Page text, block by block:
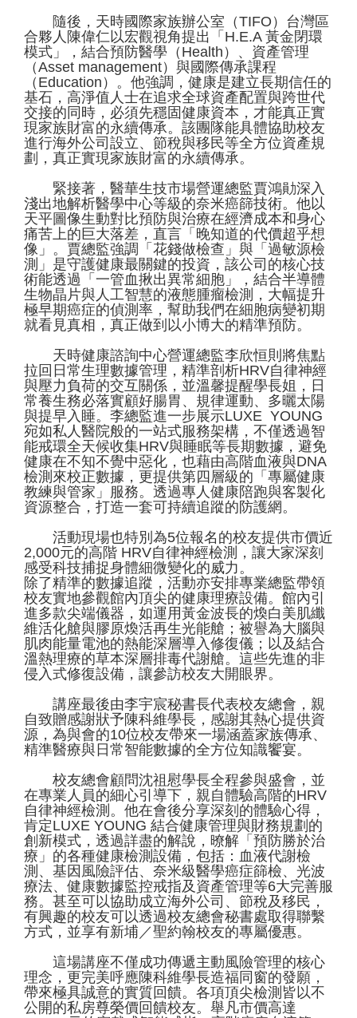
隨後，天時國際家族辦公室（TIFO）台灣區
合夥人陳偉仁以宏觀視角提出「H.E.A 黃金閉環
模式」，結合預防醫學（Health）、資產管理
（Asset management）與國際傳承課程
（Education）。他強調，健康是建立長期信任的
基石，高淨值人士在追求全球資產配置與跨世代
交接的同時，必須先穩固健康資本，才能真正實
現家族財富的永續傳承。該團隊能具體協助校友
進行海外公司設立、節稅與移民等全方位資產規
劃，真正實現家族財富的永續傳承。
緊接著，醫華生技市場營運總監賈鴻勛深入
淺出地解析醫學中心等級的奈米癌篩技術。他以
天平圖像生動對比預防與治療在經濟成本和身心
痛苦上的巨大落差，直言「晚知道的代價超乎想
像」。賈總監強調「花錢做檢查」與「過敏源檢
測」是守護健康最關鍵的投資，該公司的核心技
術能透過「一管血揪出異常細胞」，結合半導體
生物晶片與人工智慧的液態腫瘤檢測，大幅提升
極早期癌症的偵測率，幫助我們在細胞病變初期
就看見真相，真正做到以小博大的精準預防。
天時健康諮詢中心營運總監李欣恒則將焦點
拉回日常生理數據管理，精準剖析HRV自律神經
與壓力負荷的交互關係，並溫馨提醒學長姐，日
常養生務必落實顧好腸胃、規律運動、多曬太陽
與提早入睡。李總監進一步展示LUXE YOUNG
宛如私人醫院般的一站式服務架構，不僅透過智
能戒環全天候收集HRV與睡眠等長期數據，避免
健康在不知不覺中惡化，也藉由高階血液與DNA
檢測來校正數據，更提供第四層級的「專屬健康
教練與管家」服務。透過專人健康陪跑與客製化
資源整合，打造一套可持續追蹤的防護網。
活動現場也特別為5位報名的校友提供市價近
2,000元的高階 HRV自律神經檢測，讓大家深刻
感受科技捕捉身體細微變化的威力。
除了精準的數據追蹤，活動亦安排專業總監帶領
校友實地參觀館內頂尖的健康理療設備。館內引
進多款尖端儀器，如運用黃金波長的煥白美肌纖
維活化艙與膠原煥活再生光能艙；被譽為大腦與
肌肉能量電池的熱能深層導入修復儀；以及結合
溫熱理療的草本深層排毒代謝艙。這些先進的非
侵入式修復設備，讓參訪校友大開眼界。
講座最後由李宇宸秘書長代表校友總會，親
自致贈感謝狀予陳科維學長，感謝其熱心提供資
源，為與會的10位校友帶來一場涵蓋家族傳承、
精準醫療與日常智能數據的全方位知識饗宴。
校友總會顧問沈祖慰學長全程參與盛會，並
在專業人員的細心引導下，親自體驗高階的HRV
自律神經檢測。他在會後分享深刻的體驗心得，
肯定LUXE YOUNG 結合健康管理與財務規劃的
創新模式，透過詳盡的解說，暸解「預防勝於治
療」的各種健康檢測設備，包括：血液代謝檢
測、基因風險評估、奈米級醫學癌症篩檢、光波
療法、健康數據監控戒指及資產管理等6大完善服
務。甚至可以協助成立海外公司、節稅及移民，
有興趣的校友可以透過校友總會秘書處取得聯繫
方式，並享有新埔／聖約翰校友的專屬優惠。
這場講座不僅成功傳遞主動風險管理的核心
理念，更完美呼應陳科維學長造福同窗的發願，
帶來極具誠意的實質回饋。各項頂尖檢測皆以不
公開的私房尊榮價回饋校友。舉凡市價高達